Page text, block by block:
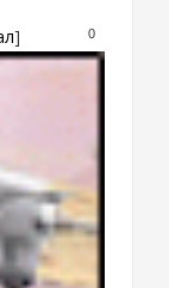
0
]